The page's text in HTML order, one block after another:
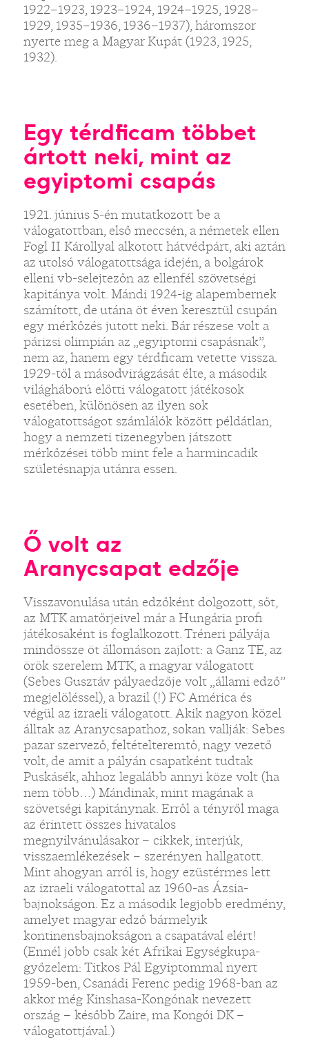
1922–1923, 1923–1924, 1924–1925, 1928–
1929, 1935–1936, 1936–1937), háromszor
nyerte meg a Magyar Kupát (1923, 1925,
1932).
Egy térdficam többet
ártott neki, mint az
egyiptomi csapás
1921. június 5-én mutatkozott be a
válogatottban, első meccsén, a németek ellen
Fogl II Károllyal alkotott hátvédpárt, aki aztán
az utolsó válogatottsága idején, a bolgárok
elleni vb-selejtezőn az ellenfél szövetségi
kapitánya volt. Mándi 1924-ig alapembernek
számított, de utána öt éven keresztül csupán
egy mérkőzés jutott neki. Bár részese volt a
párizsi olimpián az „egyiptomi csapásnak”,
nem az, hanem egy térdficam vetette vissza.
1929-től a másodvirágzását élte, a második
világháború előtti válogatott játékosok
esetében, különösen az ilyen sok
válogatottságot számlálók között példátlan,
hogy a nemzeti tizenegyben játszott
mérkőzései több mint fele a harmincadik
születésnapja utánra essen.
Ő volt az
Aranycsapat edzője
Visszavonulása után edzőként dolgozott, sőt,
az MTK amatőrjeivel már a Hungária profi
játékosaként is foglalkozott. Tréneri pályája
mindössze öt állomáson zajlott: a Ganz TE, az
örök szerelem MTK, a magyar válogatott
(Sebes Gusztáv pályaedzője volt „állami edző”
megjelöléssel), a brazil (!) FC América és
végül az izraeli válogatott. Akik nagyon közel
álltak az Aranycsapathoz, sokan vallják: Sebes
pazar szervező, feltételteremtő, nagy vezető
volt, de amit a pályán csapatként tudtak
Puskásék, ahhoz legalább annyi köze volt (ha
nem több…) Mándinak, mint magának a
szövetségi kapitánynak. Erről a tényről maga
az érintett összes hivatalos
megnyilvánulásakor – cikkek, interjúk,
visszaemlékezések – szerényen hallgatott.
Mint ahogyan arról is, hogy ezüstérmes lett
az izraeli válogatottal az 1960-as Ázsia-
bajnokságon. Ez a második legjobb eredmény,
amelyet magyar edző bármelyik
kontinensbajnokságon a csapatával elért!
(Ennél jobb csak két Afrikai Egységkupa-
győzelem: Titkos Pál Egyiptommal nyert
1959-ben, Csanádi Ferenc pedig 1968-ban az
akkor még Kinshasa-Kongónak nevezett
ország – később Zaire, ma Kongói DK –
válogatottjával.)